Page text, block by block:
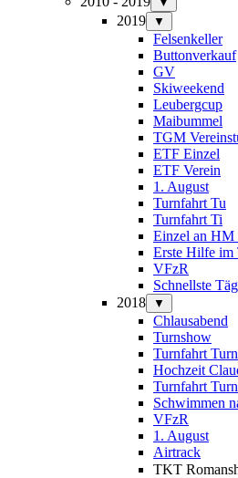
2019 ▼
Felsenkeller
Buttonverkauf
GV
Skiweekend
Leubergcup
Maibummel
TGM
ETF Einzel
ETF Verein
1. August
Turnfahrt Tu
Turnfahrt Ti
Einzel an HM
Erste Hilfe im
VFzR
Schnellste
2018
▼
Chlausabend
Turnshow
Turnfahrt
Hochzeit
Turnfahrt
Schwimmen
VFzR
1. August
Airtrack
TKT